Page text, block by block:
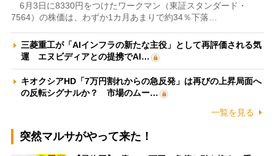
6月3日に8330円をつけたワークマン（東証スタンダード・
7564）の株価は、わずか1カ月あまりで約34％下落…
三菱重工が「AIインフラの新たな主役」として再評価される気
運 エヌビディアとの提携でAI…
キオクシアHD「7万円割れからの急反発」は再びの上昇局面へ
の反転シグナルか？ 市場のムー…
一覧を見る
突然マルサがやって来た！